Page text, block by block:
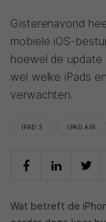
Gisterenavond
mobiele iOS-
hoewel de
wel welke iPads
verwachten.
IPAD 3 IPAD AIR
Wat betreft de